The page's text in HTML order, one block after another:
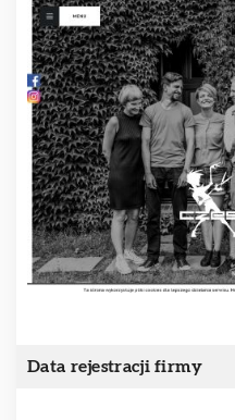
Data rejestracji firmy